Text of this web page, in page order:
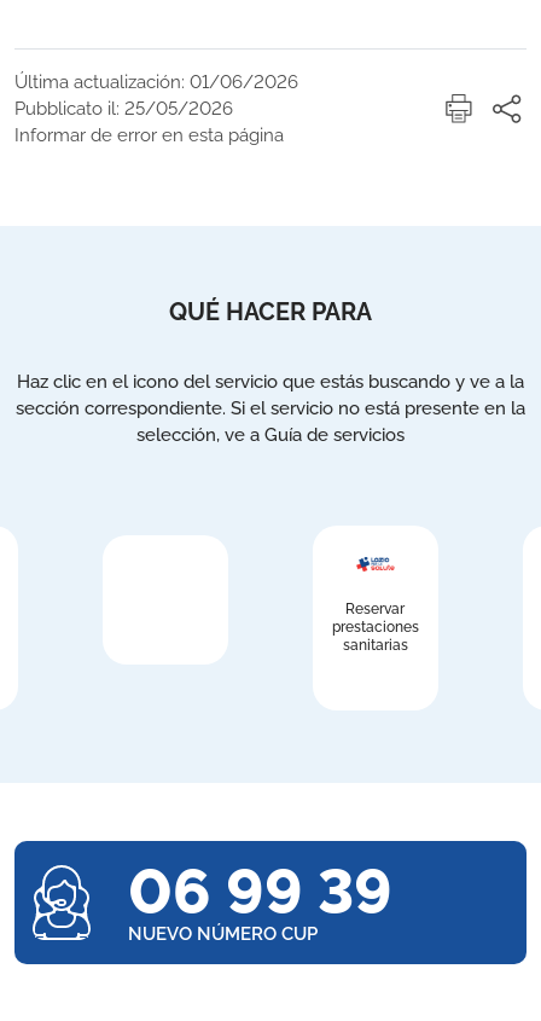
Última actualización: 01/06/2026
Pubblicato il: 25/05/2026
Informar de error en esta página
QUÉ HACER PARA
Haz clic en el icono del servicio que estás buscando y ve a la
sección correspondiente. Si el servicio no está presente en la
selección, ve a Guía de servicios
Reservar
prestaciones
sanitarias
06 99 39
NUEVO NÚMERO CUP